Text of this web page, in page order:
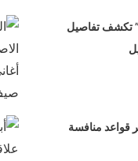
تكشف تفاصيل
قواعد منافسة